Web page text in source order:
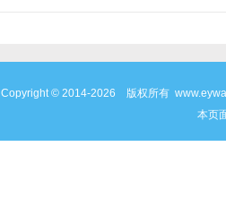
Copyright © 2014-2026 版权所有
本页